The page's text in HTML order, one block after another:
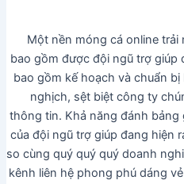
Một nền móng cá online
bao gồm được đội ngũ trợ giúp
bao gồm kế hoạch và chuẩn
nghịch, sệt biệt công ty
thông tin. Khả năng đánh bảng
của đội ngũ trợ giúp đang hiện
so cùng quý quý quý doanh
kênh liên hệ phong phú dáng